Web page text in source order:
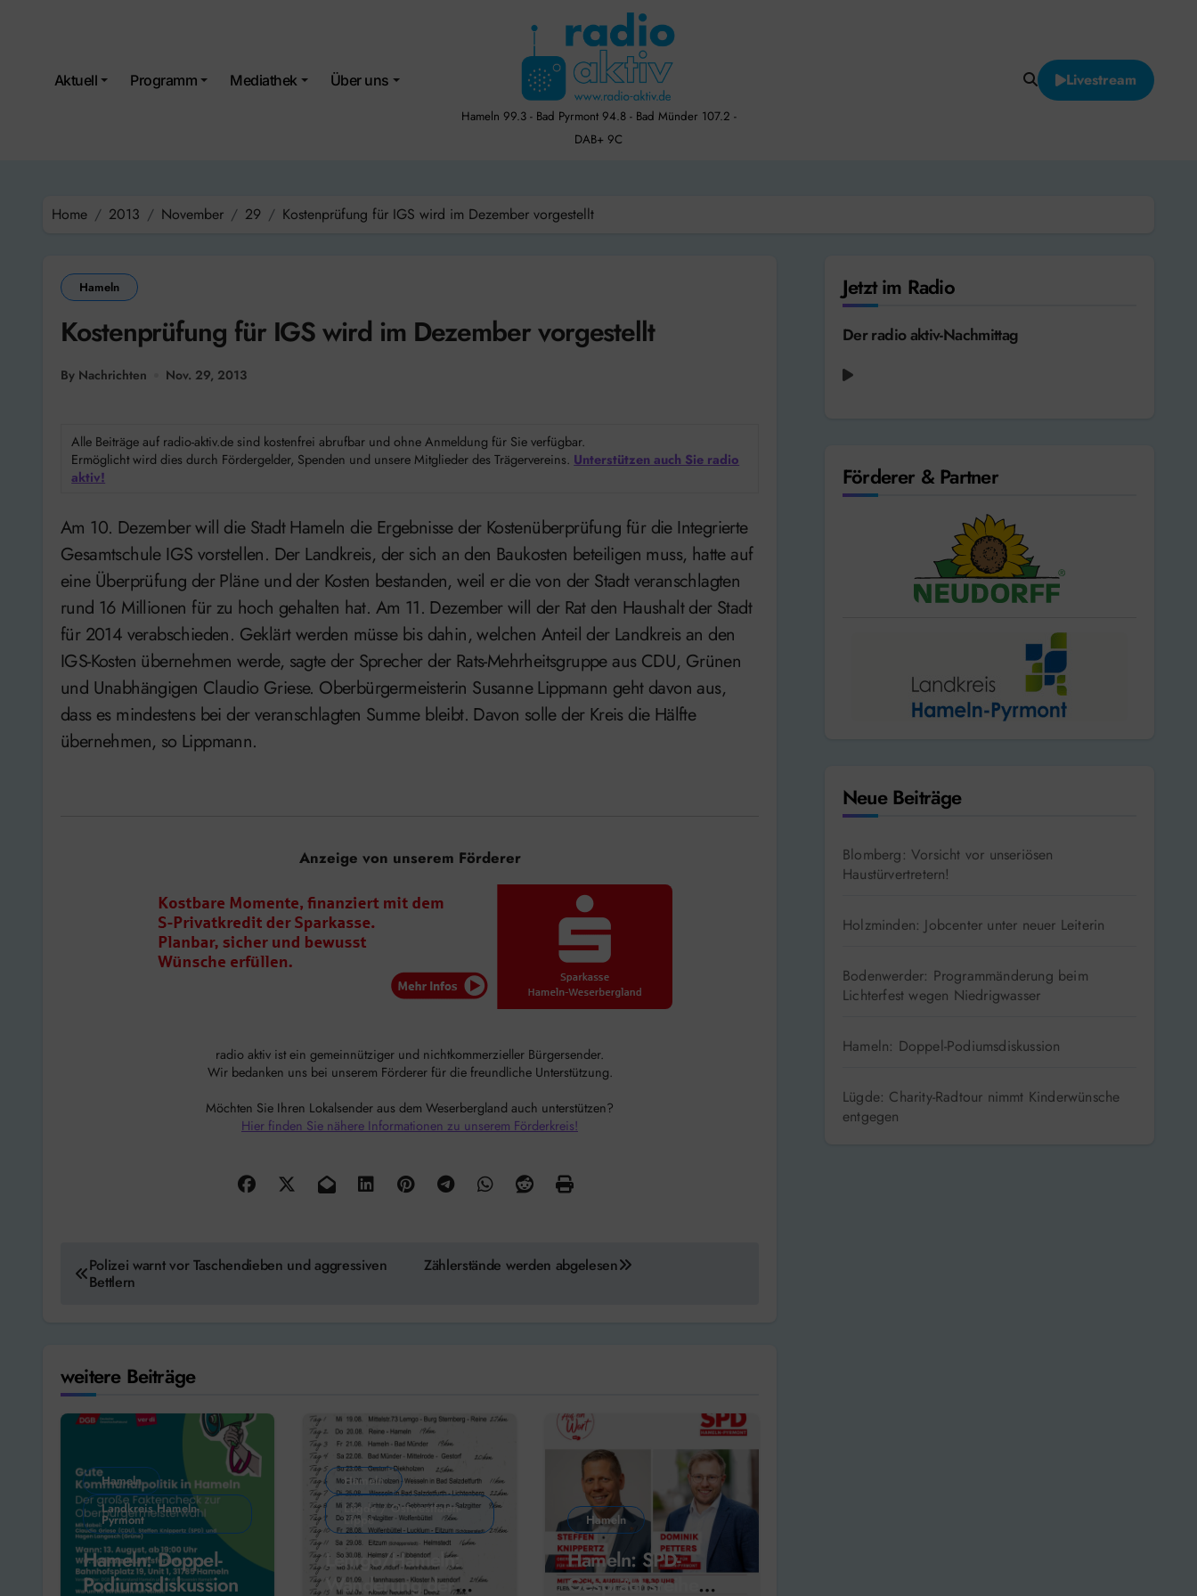
Aktuell Programm Mediathek Über uns
Hameln 99.3 - Bad Pyrmont 94.8 - Bad Münder 107.2 -
DAB+ 9C
Livestream
Home 2013 November 29 Kostenprüfung für IGS wird im Dezember vorgestellt
Hameln
Kostenprüfung für IGS wird im Dezember vorgestellt
By Nachrichten Nov. 29, 2013
Alle Beiträge auf radio-aktiv.de sind kostenfrei abrufbar und ohne Anmeldung für Sie verfügbar.
Ermöglicht wird dies durch Fördergelder, Spenden und unsere Mitglieder des Trägervereins. Unterstützen auch Sie radio
aktiv!
Am 10. Dezember will die Stadt Hameln die Ergebnisse der Kostenüberprüfung für die Integrierte
Gesamtschule IGS vorstellen. Der Landkreis, der sich an den Baukosten beteiligen muss, hatte auf
eine Überprüfung der Pläne und der Kosten bestanden, weil er die von der Stadt veranschlagten
rund 16 Millionen für zu hoch gehalten hat. Am 11. Dezember will der Rat den Haushalt der Stadt
für 2014 verabschieden. Geklärt werden müsse bis dahin, welchen Anteil der Landkreis an den
IGS-Kosten übernehmen werde, sagte der Sprecher der Rats-Mehrheitsgruppe aus CDU, Grünen
und Unabhängigen Claudio Griese. Oberbürgermeisterin Susanne Lippmann geht davon aus,
dass es mindestens bei der veranschlagten Summe bleibt. Davon solle der Kreis die Hälfte
übernehmen, so Lippmann.
Anzeige von unserem Förderer
radio aktiv ist ein gemeinnütziger und nichtkommerzieller Bürgersender.
Wir bedanken uns bei unserem Förderer für die freundliche Unterstützung.
Möchten Sie Ihren Lokalsender aus dem Weserbergland auch unterstützen?
Hier finden Sie nähere Informationen zu unserem Förderkreis!
Beitragsnavigation
Polizei warnt vor Taschendieben und aggressiven
Bettlern
Zählerstände werden abgelesen
weitere Beiträge
Hameln
Landkreis Hameln-
Pyrmont
Hameln: Doppel-
Podiumsdiskussion
Hameln
Lügde / Ostwestfalen-
Lippe
Lemgo/Hameln:
Wanderung der
Hameln
Hameln: SPD-
Gesprächsreihe
Jetzt im Radio
Der radio aktiv-Nachmittag
Förderer & Partner
Neue Beiträge
Blomberg: Vorsicht vor unseriösen
Haustürvertretern!
Holzminden: Jobcenter unter neuer Leiterin
Bodenwerder: Programmänderung beim
Lichterfest wegen Niedrigwasser
Hameln: Doppel-Podiumsdiskussion
Lügde: Charity-Radtour nimmt Kinderwünsche
entgegen